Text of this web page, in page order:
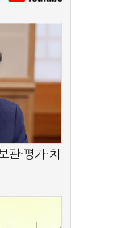
·평가·처